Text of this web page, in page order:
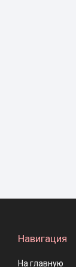
Навигация
На главную